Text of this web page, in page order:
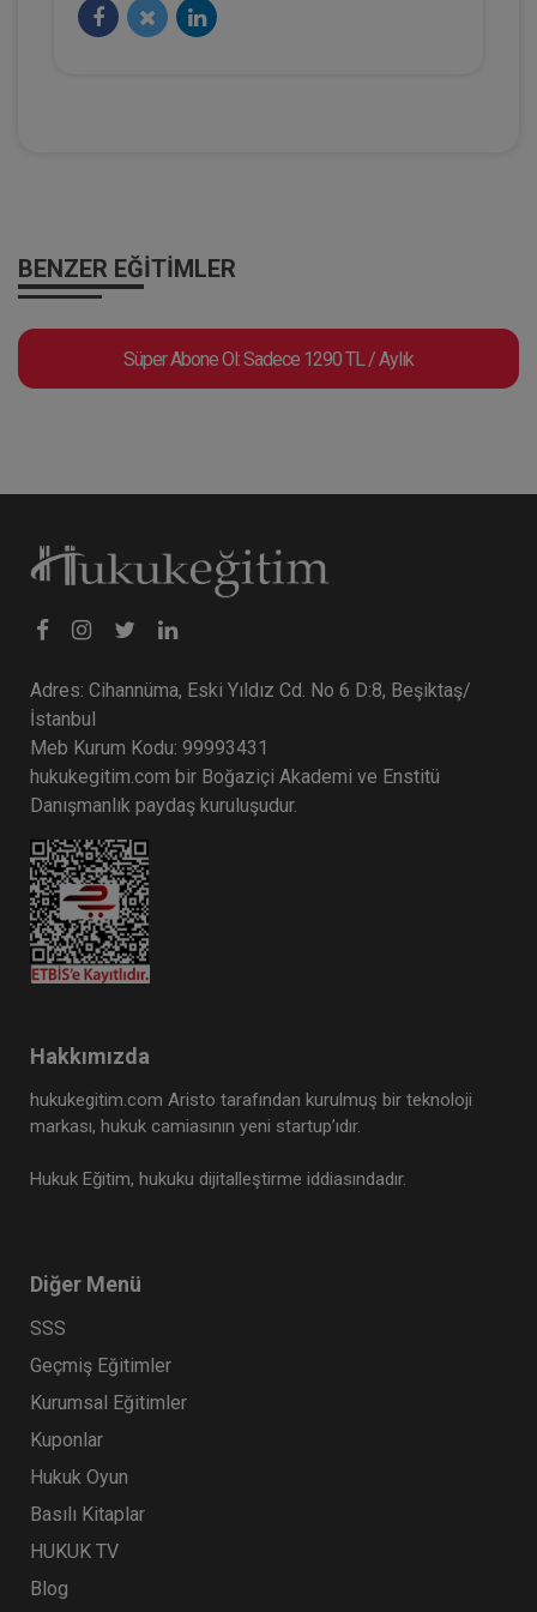
HMGS Rehberi 2025 | 1. Bölüm - Prof.
Dr. Şebnem AKİPEK ÖCAL
Eğitim Yapıldı Tekrar Talep Et
CJC: 2. Sezon 5. Nüsha: Yargıtay
Kararları Dergisi Ocak 2023 ve Şubat
2024 Medenî Hukuka İlişkin Kararlar
Eğitim Yapıldı
Hukuk TV
Hukuka İlişkin Kararlar
Hukuk TV
BENZER EĞITIMLER
Süper Abone Ol: Sadece 1290 TL / Aylık
Adres: Cihannüma, Eski Yıldız Cd. No 6 D:8, Beşiktaş/
İstanbul
Meb Kurum Kodu: 99993431
hukukegitim.com bir Boğaziçi Akademi ve Enstitü
Danışmanlık paydaş kuruluşudur.
Hakkımızda
hukukegitim.com Aristo tarafından kurulmuş bir teknoloji
markası, hukuk camiasının yeni startup’ıdır.
Hukuk Eğitim, hukuku dijitalleştirme iddiasındadır.
Diğer Menü
SSS
Geçmiş Eğitimler
Kurumsal Eğitimler
Kuponlar
Hukuk Oyun
Basılı Kitaplar
HUKUK TV
Blog